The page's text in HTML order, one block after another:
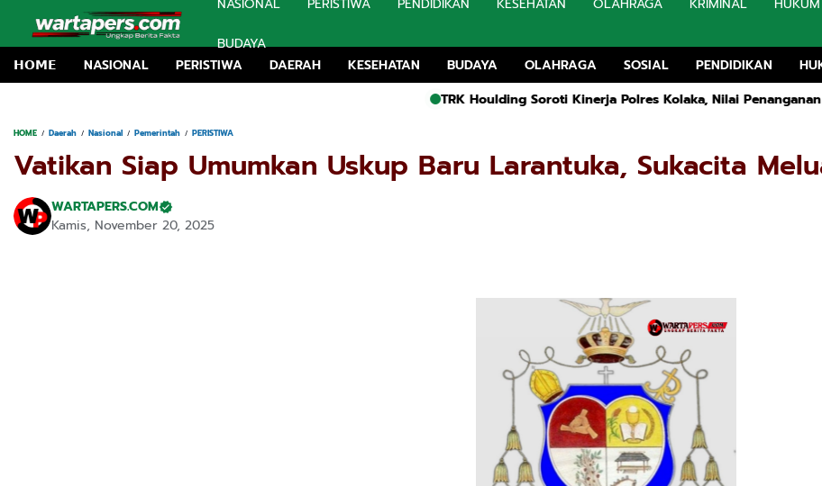
BUDAYA
𝗛𝗢𝗠𝗘
NASIONAL PERISTIWA DAERAH KESEHATAN BUDAYA OLAHRAGA SOSIAL PENDIDIKAN
TRK Houlding Soroti Kinerja Polres Kolaka, Nilai Penanganan Laporan Diduga
HOME Daerah Nasional Pemerintah PERISTIWA
Vatikan Siap Umumkan Uskup Baru Larantuka, Sukacita
WARTAPERS.COM
Kamis, November 20, 2025